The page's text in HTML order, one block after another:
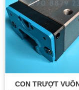
CON TRƯỢT